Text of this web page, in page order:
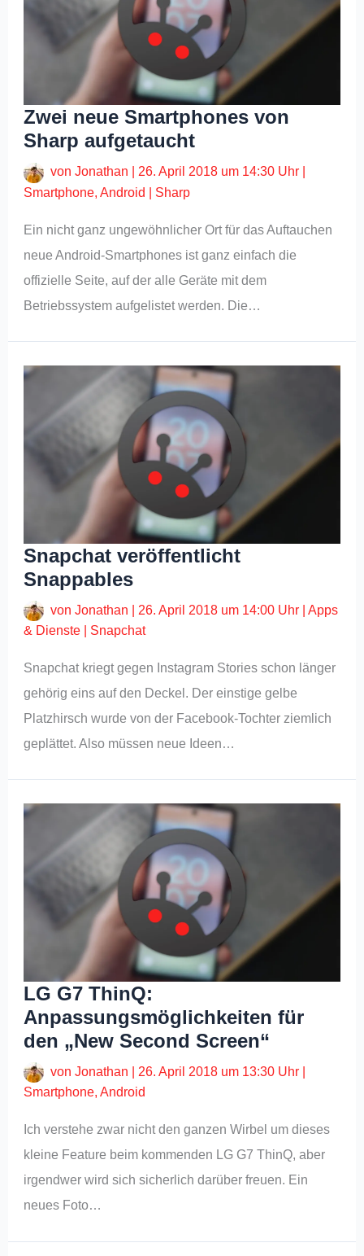
Zwei neue Smartphones von
Sharp aufgetaucht
vonJonathan 26. April 2018 um 14:30 Uhr
Smartphone,Android Sharp
Ein nicht ganz ungewöhnlicher Ort für das Auftauchen
neue Android-Smartphones ist ganz einfach die
offizielle Seite, auf der alle Geräte mit dem
Betriebssystem aufgelistet werden. Die…
Snapchat veröffentlicht
Snappables
vonJonathan 26. April 2018 um 14:00 Uhr |Apps
& Dienste
Snapchat
Snapchat kriegt gegen Instagram Stories schon länger
gehörig eins auf den Deckel. Der einstige gelbe
Platzhirsch wurde von der Facebook-Tochter ziemlich
geplättet. Also müssen neue Ideen…
LG G7 ThinQ:
Anpassungsmöglichkeiten für
den „New Second Screen“
vonJonathan 26. April 2018 um 13:30 Uhr
Smartphone,Android
Ich verstehe zwar nicht den ganzen Wirbel um dieses
kleine Feature beim kommenden LG G7 ThinQ, aber
irgendwer wird sich sicherlich darüber freuen. Ein
neues Foto…